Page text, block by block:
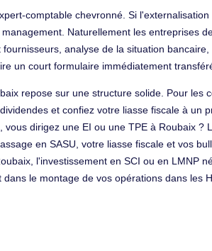
comptable chevronné. Si
Naturellement les entreprises
analyse de la situation
un court formulaire immédiatement
repose sur une structure solide. Pour
et confiez votre liasse fiscale à un
dirigez une EI ou une TPE à Roubaix
en SASU, votre liasse fiscale et vos
l'investissement en SCI ou en LMNP
le montage de vos opérations dans